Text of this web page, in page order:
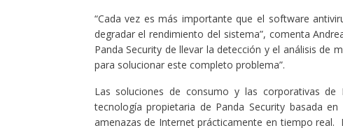
“Cada vez es más importante que el software
degradar el rendimiento del sistema”, comenta
Panda Security de llevar la detección y el análisis
para solucionar este completo problema”.
Las soluciones de consumo y las corporativas
tecnología propietaria de Panda Security basada
amenazas de Internet prácticamente en tiempo real.